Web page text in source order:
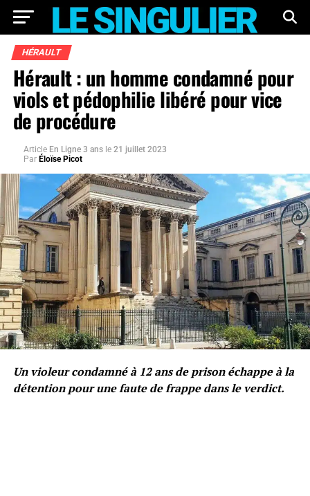
HÉRAULT
Hérault : un homme condamné pour
viols et pédophilie libéré pour vice
de procédure
Article En Ligne 3 ans le 21 juillet 2023
Par Éloïse Picot
Un violeur condamné à 12 ans de prison échappe à la
détention pour une faute de frappe dans le verdict.